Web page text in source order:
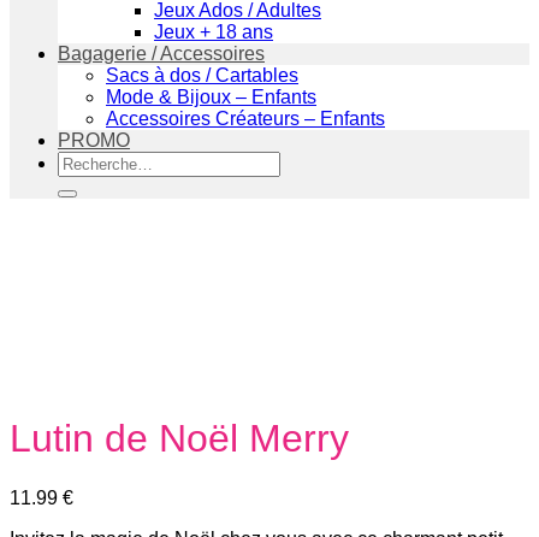
Jeux Ados / Adultes
Jeux + 18 ans
Bagagerie / Accessoires
Sacs à dos / Cartables
Mode & Bijoux – Enfants
Accessoires Créateurs – Enfants
PROMO
Recherche
pour :
Lutin de Noël Merry
11.99 €